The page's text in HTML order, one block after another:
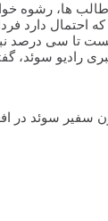
تا سی درصد